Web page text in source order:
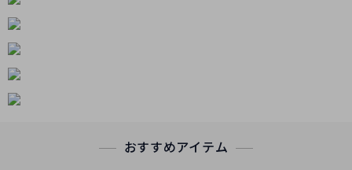
おすすめアイテム